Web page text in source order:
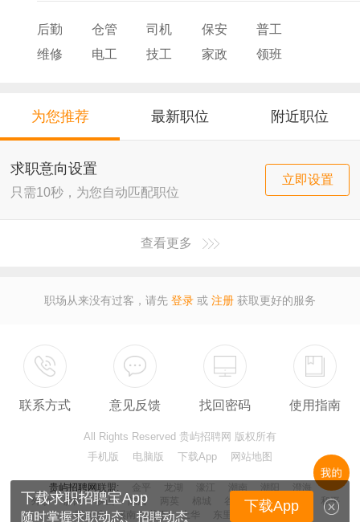
后勤 仓管 司机 保安
普工
维修
电工 技工 家政
领班
为您推荐 最新职位 附近职位
求职意向设置
只需10秒，为您自动匹配职位
立即设置
查看更多
职场从来没有过客，请先 登录 或 注册 获取更好的服务
联系方式 意见反馈 找回密码 使用指南
All Rights Reserved 贵屿招聘网 版权所有
手机版
电脑版 下载App 网站地图
贵屿招聘网联盟: 金平 龙湖 濠江 潮南
澄海
外砂
胪岗 峡山 陈店 两英 棉城 谷饶 贵屿 铜盂
和平
司马浦
溪南 莲下 上华 东里 百科 哪里
下载求职招聘宝App
随时掌握求职动态、招聘动态
下载App